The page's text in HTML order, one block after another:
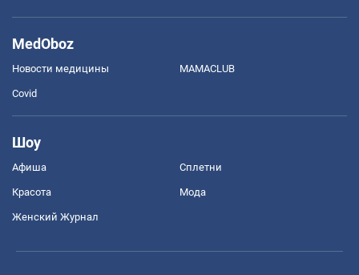
MedOboz
Новости медицины MAMACLUB
Covid
Шоу
Афиша Сплетни
Красота Мода
Женский Журнал